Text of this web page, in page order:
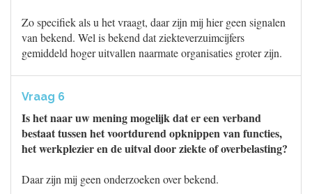
Zo specifiek als u het vraagt, daar zijn mij hier geen signalen
van bekend. Wel is bekend dat ziekteverzuimcijfers
gemiddeld hoger uitvallen naarmate organisaties groter zijn.
Vraag 6
Is het naar uw mening mogelijk dat er een verband
bestaat tussen het voortdurend opknippen van functies,
het werkplezier en de uitval door ziekte of overbelasting?
Daar zijn mij geen onderzoeken over bekend.